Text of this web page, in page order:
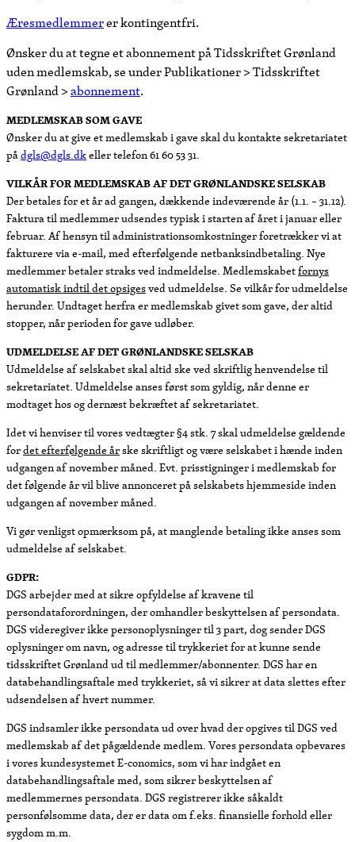
Æresmedlemmerer kontingentfri.
Ønsker du at tegne et abonnement på Tidsskriftet Grønland
uden medlemskab, se under Publikationer > Tidsskriftet
Grønland >abonnement.
MEDLEMSKAB SOM GAVE
Ønsker du at give et medlemskab i gave skal du kontakte sekretariatet
pådgls@dgls.dkeller telefon 61 60 53 31.
VILKÅR FOR MEDLEMSKAB AF DET GRØNLANDSKE SELSKAB
Der betales for et år ad gangen, dækkende indeværende år (1.1. – 31.12).
Faktura til medlemmer udsendes typisk i starten af året i januar eller
februar. Af hensyn til administrationsomkostninger foretrækker vi at
fakturere via e-mail, med efterfølgende netbanksindbetaling. Nye
medlemmer betaler straks ved indmeldelse. Medlemskabetfornys
automatisk indtil det opsigesved udmeldelse. Se vilkår for udmeldelse
herunder. Undtaget herfra er medlemskab givet som gave, der altid
stopper, når perioden for gave udløber.
UDMELDELSE AF DET GRØNLANDSKE SELSKAB
Udmeldelse af selskabet skal altid ske ved skriftlig henvendelse til
sekretariatet. Udmeldelse anses først som gyldig, når denne er
modtaget hos og dernæst bekræftet af sekretariatet.
Idet vi henviser til vores vedtægter §4 stk. 7 skal udmeldelse gældende
fordet efterfølgende årske skriftligt og være selskabet i hænde inden
udgangen af november måned. Evt. prisstigninger i medlemskab for
det følgende år vil blive annonceret på selskabets hjemmeside inden
udgangen af november måned.
Vi gør venligst opmærksom på, at manglende betaling ikke anses som
udmeldelse af selskabet.
GDPR:
DGS arbejder med at sikre opfyldelse af kravene til
persondataforordningen, der omhandler beskyttelsen af persondata.
DGS videregiver ikke personoplysninger til 3 part, dog sender DGS
oplysninger om navn, og adresse til trykkeriet for at kunne sende
tidsskriftet Grønland ud til medlemmer/abonnenter. DGS har en
databehandlingsaftale med trykkeriet, så vi sikrer at data slettes efter
udsendelsen af hvert nummer.
DGS indsamler ikke persondata ud over hvad der opgives til DGS ved
medlemskab af det pågældende medlem. Vores persondata opbevares
i vores kundesystemet E-conomics, som vi har indgået en
databehandlingsaftale med, som sikrer beskyttelsen af
medlemmernes persondata. DGS registrerer ikke såkaldt
personfølsomme data, der er data om f.eks. finansielle forhold eller
sygdom m.m.